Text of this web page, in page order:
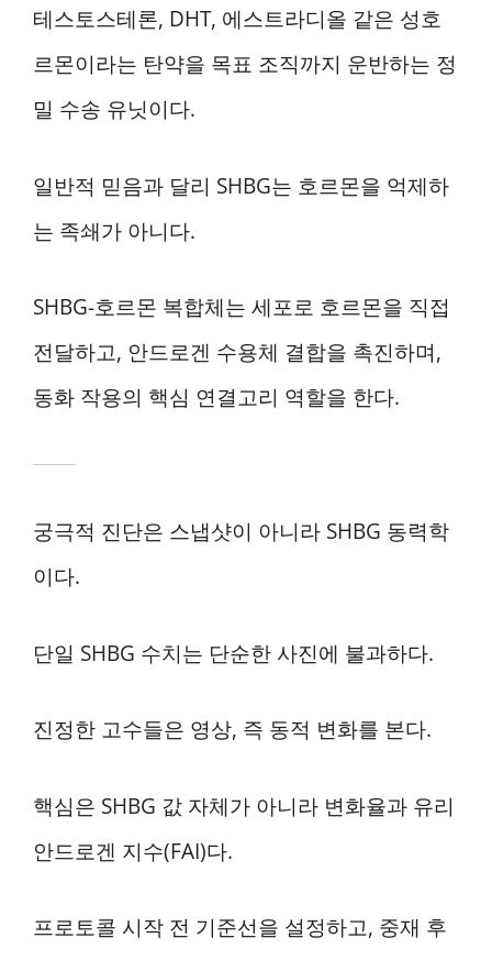
테스토스테론, DHT, 에스트라디올 같은 성호
르몬이라는 탄약을 목표 조직까지 운반하는 정
밀 수송 유닛이다.
일반적 믿음과 달리 SHBG는 호르몬을 억제하
는 족쇄가 아니다.
SHBG-호르몬 복합체는 세포로 호르몬을 직접
전달하고, 안드로겐 수용체 결합을 촉진하며,
동화 작용의 핵심 연결고리 역할을 한다.
궁극적 진단은 스냅샷이 아니라 SHBG 동력학
이다.
단일 SHBG 수치는 단순한 사진에 불과하다.
진정한 고수들은 영상, 즉 동적 변화를 본다.
핵심은 SHBG 값 자체가 아니라 변화율과 유리
안드로겐 지수(FAI)다.
프로토콜 시작 전 기준선을 설정하고, 중재 후